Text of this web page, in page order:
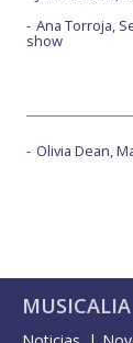
Ana Torroja,
show
Olivia Dean,
MUSICALIA